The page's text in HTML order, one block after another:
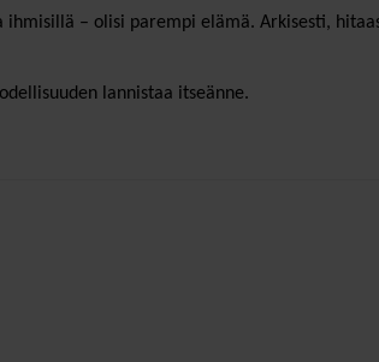
– olisi parempi elämä. Arkisesti,
lannistaa itseänne.